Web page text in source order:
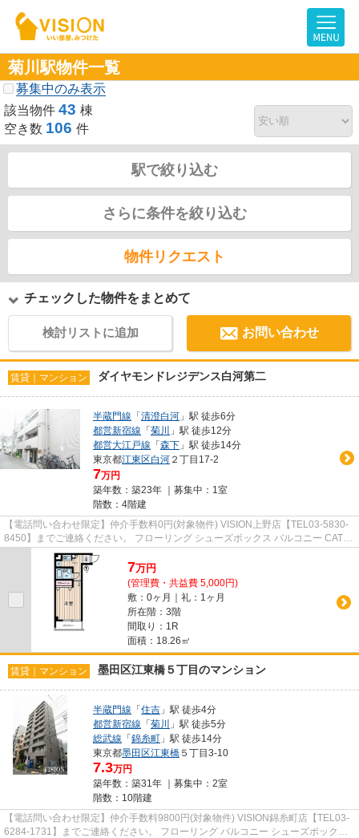
菊川駅物件一覧
募集中のみ表示
該当物件 43 棟
空き数 106 件
駅で絞り込む
さらに条件を絞り込む
物件リクエスト
チェックした物件をまとめて
検討リストに追加 お問い合わせ
賃貸｜マンション ダイヤモンドレジデンス白河第二
半蔵門線 「清澄白河 」駅 徒歩6分
都営新宿線 「菊川
」駅 徒歩12分
都営大江戸線 「森下 」駅 徒歩14分
東京都江東区白河 ２丁目17-2
7万円
築年数：築23年 ｜募集中： 1室
階数：4階建
【電話問い合わせ限定】仲介手数料0円(対象物件) VISION上野店【TEL03-5830-
8450】までご連絡ください。 フローリング シューズボックス バルコニー CATV
宅配ボックス
7万円
(管理費・共益費 5,000円)
敷：0ヶ月｜礼：1ヶ月
所在階：3階
間取り：1R
面積：18.26㎡
賃貸｜マンション 墨田区江東橋５丁目のマンション
半蔵門線 「住吉 」駅 徒歩4分
都営新宿線 「菊川
」駅 徒歩5分
総武線 「錦糸町 」駅 徒歩14分
東京都墨田区江東橋 ５丁目3-10
7.3万円
築年数：築31年 ｜募集中： 2室
階数：10階建
【電話問い合わせ限定】仲介手数料9800円(対象物件) VISION錦糸町店【TEL03-
6284-1731】までご連絡ください。 フローリング バルコニー シューズボックス